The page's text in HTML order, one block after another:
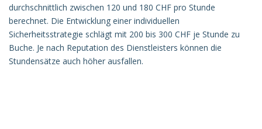
durchschnittlich zwischen 120 und 180 CHF pro Stunde
berechnet. Die Entwicklung einer individuellen
Sicherheitsstrategie schlägt mit 200 bis 300 CHF je Stunde zu
Buche. Je nach Reputation des Dienstleisters können die
Stundensätze auch höher ausfallen.